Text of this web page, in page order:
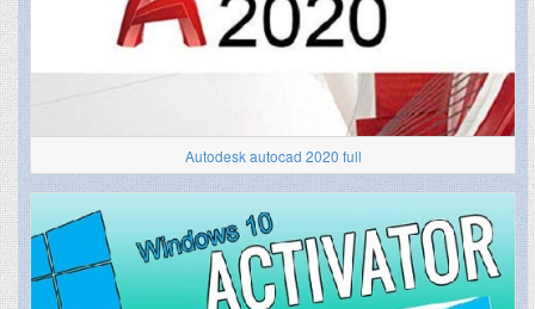
Autodesk autocad 2020 full